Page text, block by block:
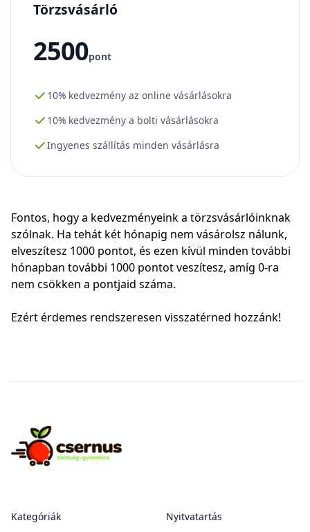
Törzsvásárló
2500pont
10% kedvezmény az online vásárlásokra
10% kedvezmény a bolti vásárlásokra
Ingyenes szállítás minden vásárlásra
Fontos, hogy a kedvezményeink a törzsvásárlóinknak
szólnak. Ha tehát két hónapig nem vásárolsz nálunk,
elveszítesz 1000 pontot, és ezen kívül minden további
hónapban további 1000 pontot veszítesz, amíg 0-ra
nem csökken a pontjaid száma.
Ezért érdemes rendszeresen visszatérned hozzánk!
Csernus Zöldség-gyümölcs
Kategóriák Nyitvatartás